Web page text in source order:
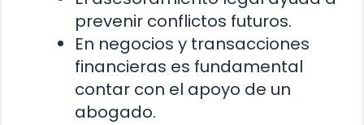
prevenir conflictos futuros.
En negocios y transacciones
financieras es fundamental
contar con el apoyo de un
abogado.